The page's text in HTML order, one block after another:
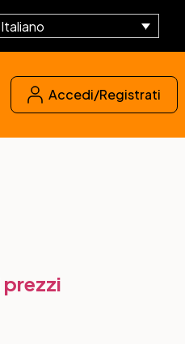
Italiano
Accedi/Registrati